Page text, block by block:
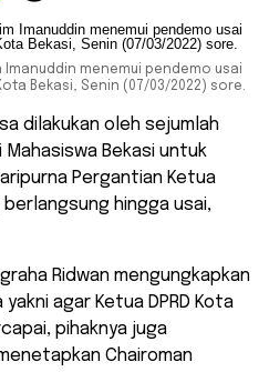
Imanuddin menemui pendemo usai
Bekasi, Senin (07/03/2022) sore.
dilakukan oleh sejumlah
Mahasiswa Bekasi untuk
Pergantian Ketua
berlangsung hingga usai,
Ridwan mengungkapkan
agar Ketua DPRD Kota
pihaknya juga
Chairoman